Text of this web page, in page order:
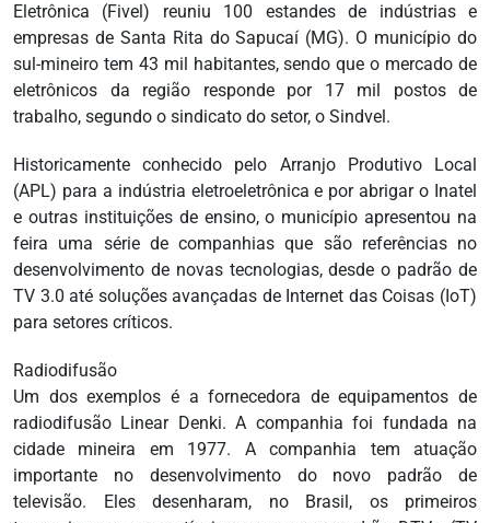
Eletrônica (Fivel) reuniu 100 estandes de indústrias e
empresas de Santa Rita do Sapucaí (MG). O município do
sul-mineiro tem 43 mil habitantes, sendo que o mercado de
eletrônicos da região responde por 17 mil postos de
trabalho, segundo o sindicato do setor, o Sindvel.
Historicamente conhecido pelo Arranjo Produtivo Local
(APL) para a indústria eletroeletrônica e por abrigar o Inatel
e outras instituições de ensino, o município apresentou na
feira uma série de companhias que são referências no
desenvolvimento de novas tecnologias, desde o padrão de
TV 3.0 até soluções avançadas de Internet das Coisas (IoT)
para setores críticos.
Radiodifusão
Um dos exemplos é a fornecedora de equipamentos de
radiodifusão Linear Denki. A companhia foi fundada na
cidade mineira em 1977. A companhia tem atuação
importante no desenvolvimento do novo padrão de
televisão. Eles desenharam, no Brasil, os primeiros